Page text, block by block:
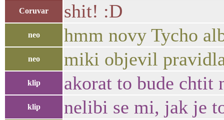
Coruvar shit! :D
neo hmm novy Tycho
neo miki objevil
klip akorat to bude chtit
klip nelibi se mi, jak je